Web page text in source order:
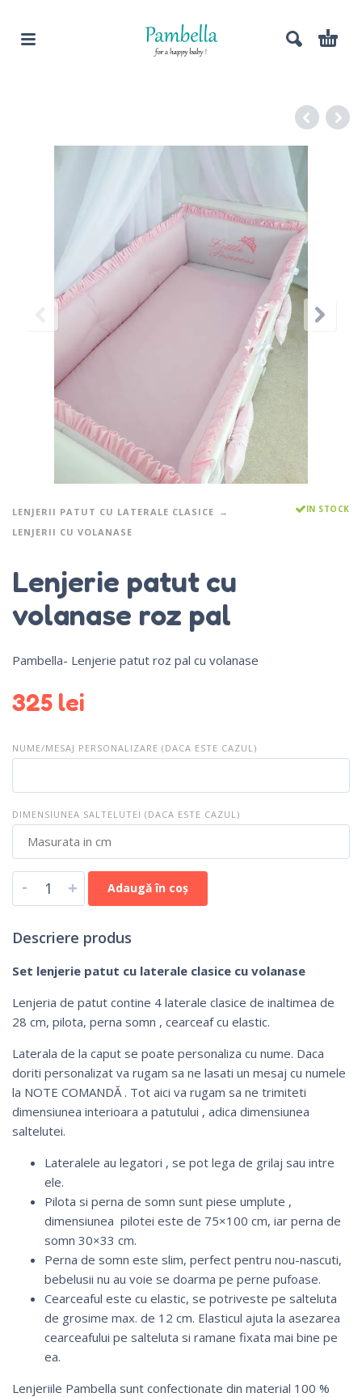
LENJERII PATUT CU LATERALE CLASICE
LENJERII CU VOLANASE
IN STOCK
Lenjerie patut cu
volanase roz pal
Pambella- Lenjerie patut roz pal cu volanase
325 lei
NUME/MESAJ PERSONALIZARE (DACA ESTE CAZUL)
DIMENSIUNEA SALTELUTEI (DACA ESTE CAZUL)
- + Adaugă în coș
Descriere produs
Set lenjerie patut cu laterale clasice cu volanase
Lenjeria de patut contine 4 laterale clasice de inaltimea de
28 cm, pilota, perna somn , cearceaf cu elastic.
Laterala de la caput se poate personaliza cu nume. Daca
doriti personalizat va rugam sa ne lasati un mesaj cu numele
la NOTE COMANDĂ . Tot aici va rugam sa ne trimiteti
dimensiunea interioara a patutului , adica dimensiunea
saltelutei.
Lateralele au legatori , se pot lega de grilaj sau intre
ele.
Pilota si perna de somn sunt piese umplute ,
dimensiunea pilotei este de 75×100 cm, iar perna de
somn 30×33 cm.
Perna de somn este slim, perfect pentru nou-nascuti,
bebelusii nu au voie se doarma pe perne pufoase.
Cearceaful este cu elastic, se potriveste pe salteluta
de grosime max. de 12 cm. Elasticul ajuta la asezarea
cearceafului pe salteluta si ramane fixata mai bine pe
ea.
Lenjeriile Pambella sunt confectionate din material 100 %